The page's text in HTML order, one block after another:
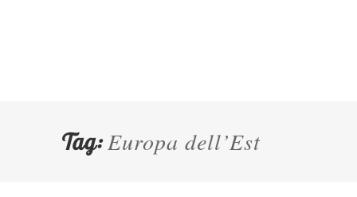
Tag:Europa dell’Est